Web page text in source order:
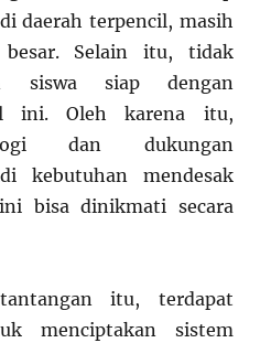
daerah terpencil, masih
besar. Selain itu, tidak
siswa siap dengan
ini. Oleh karena itu,
dan dukungan
kebutuhan mendesak
bisa dinikmati secara
itu, terdapat
menciptakan sistem